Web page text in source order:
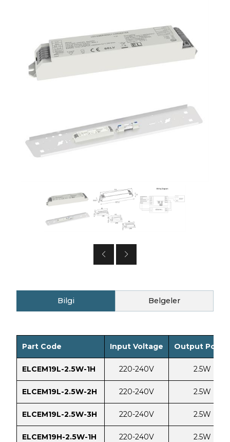
Bilgi Belgeler
Part Code Input Voltage Output
ELCEM19L-2.5W-1H 220-240V 2.5W
ELCEM19L-2.5W-2H 220-240V 2.5W
ELCEM19L-2.5W-3H 220-240V 2.5W
ELCEM19H-2.5W-1H 220-240V 2.5W